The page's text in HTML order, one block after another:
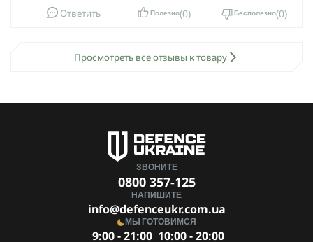
Ответить Полезно 0 Бесполезно 0
Просмотреть все отзывы к товару
ЗВОНИТЕ
0800 357-125
НАПИШИТЕ
info@defenceukr.com.ua
МЫ ГОТОВИМСЯ
9:00 - 21:00 10:00 - 20:00